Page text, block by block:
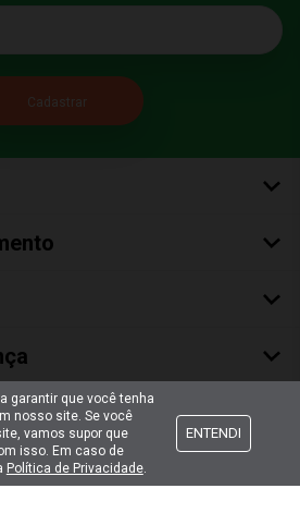
garantir que você tenha
nosso site. Se você
vamos supor que
isso. Em caso de
Política de Privacidade.
ENTENDI